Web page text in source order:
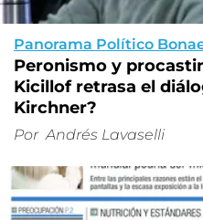
Panorama Político
Peronismo y
Kicillof retrasa el
Kirchner?
Por Andrés Lavaselli